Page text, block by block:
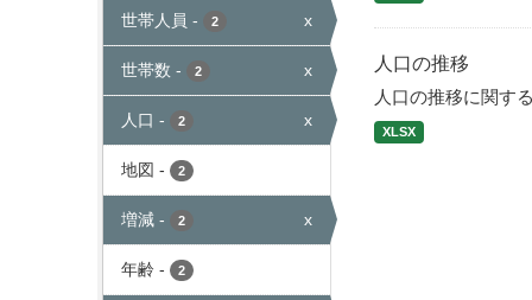
世帯人員 - 2 x
世帯数 - 2 x
人口 - 2 x
地図 - 2
増減 - 2 x
年齢 - 2
人口の推移
人口の推移に関す
XLSX